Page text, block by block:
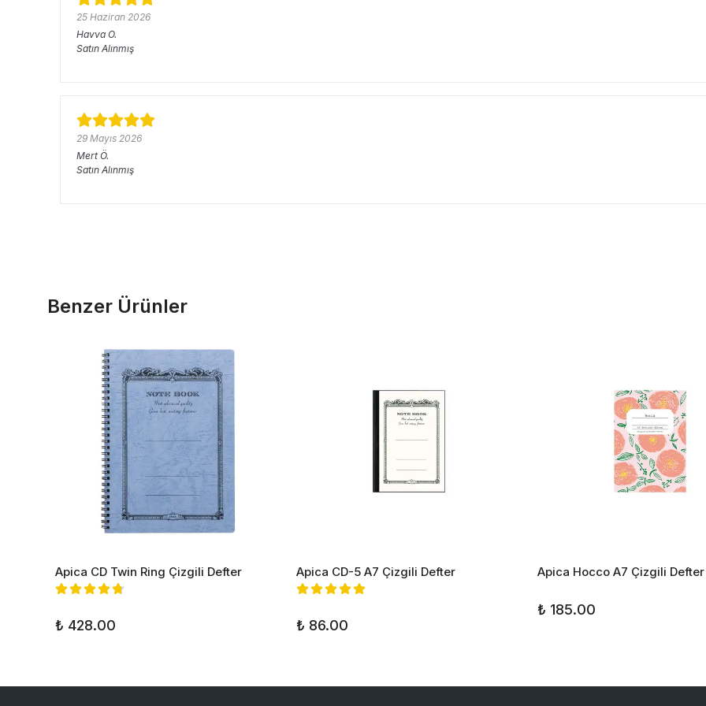
25 Haziran 2026
Havva O.
Satın Alınmış
29 Mayıs 2026
Mert Ö.
Satın Alınmış
Benzer Ürünler
Apica CD Twin Ring Çizgili Defter
₺ 428.00
Apica CD-5 A7 Çizgili Defter
₺ 86.00
Apica Hocco A7 Çizgili Defter
₺ 185.00